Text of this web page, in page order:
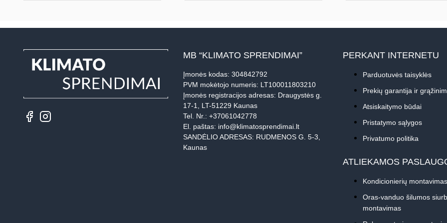
MB “KLIMATO SPRENDIMAI”
Įmonės kodas: 304842792
PVM mokėtojo numeris: LT100011803210
Įmonės registracijos adresas: Draugystės g.
17-1, LT-51229 Kaunas
Tel. Nr.: +37061042778
El. paštas: info@klimatosprendimai.lt
SANDĖLIO ADRESAS: RUDMENOS G. 5-3,
Kaunas
PERKANT INTERNETU
Parduotuvės taisyklės
Prekių garantija ir
Atsiskaitymo būdai
Pristatymo sąlygos
Privatumo politika
ATLIEKAMOS
Kondicionierių montavimas
Oras-vanduo šilumos
montavimas